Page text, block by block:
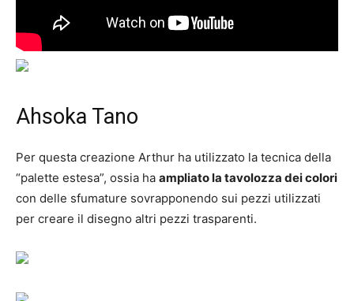
Ahsoka Tano
Per questa creazione Arthur ha utilizzato la tecnica della
“palette estesa”, ossia ha ampliato la tavolozza dei colori
con delle sfumature sovrapponendo sui pezzi utilizzati
per creare il disegno altri pezzi trasparenti.